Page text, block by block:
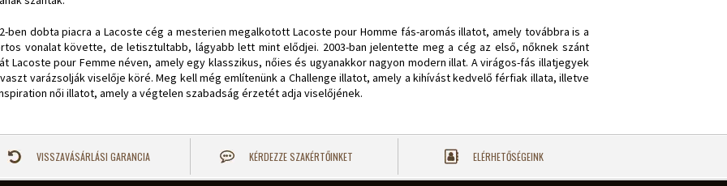
ben dobta piacra a Lacoste cég a mesterien megalkotott Lacoste pour Homme fás-aromás illatot, amely továbbra is a
vonalat követte, de letisztultabb, lágyabb lett mint elődjei. 2003-ban jelentette meg a cég az első, nőknek szánt
Lacoste pour Femme néven, amely egy klasszikus, nőies és ugyanakkor nagyon modern illat. A virágos-fás illatjegyek
varázsolják viselője köré. Meg kell még említenünk a Challenge illatot, amely a kihívást kedvelő férfiak illata, illetve
női illatot, amely a végtelen szabadság érzetét adja viselőjének.
VISSZAVÁSÁRLÁSI GARANCIA KÉRDEZZE SZAKÉRTŐINKET ELÉRHETŐSÉGEINK